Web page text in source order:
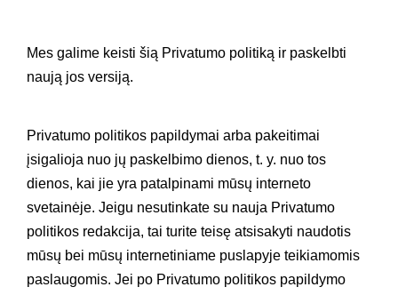
Mes galime keisti šią Privatumo politiką ir paskelbti
naują jos versiją.
Privatumo politikos papildymai arba pakeitimai
įsigalioja nuo jų paskelbimo dienos, t. y. nuo tos
dienos, kai jie yra patalpinami mūsų interneto
svetainėje. Jeigu nesutinkate su nauja Privatumo
politikos redakcija, tai turite teisę atsisakyti naudotis
mūsų bei mūsų internetiniame puslapyje teikiamomis
paslaugomis. Jei po Privatumo politikos papildymo